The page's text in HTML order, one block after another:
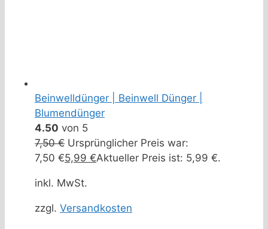
Beinwelldünger | Beinwell Dünger |
Blumendünger
4.50 von 5
7,50€ Ursprünglicher Preis war:
7,50 €5,99 €Aktueller Preis ist: 5,99 €.
inkl. MwSt.
zzgl. Versandkosten